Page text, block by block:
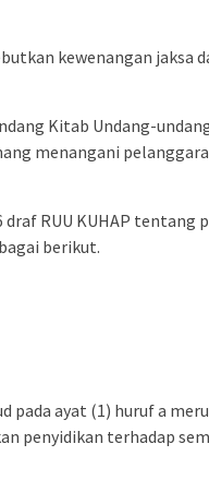
kewenangan jaksa
Kitab Undang-
menangani
RUU KUHAP tentang
berikut.
pada ayat (1) huruf a
penyidikan terhadap